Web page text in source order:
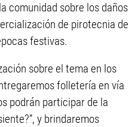
comunidad sobre los daños
de pirotecnia de
festivas.
sobre el tema en los
folletería en vía
podrán participar de la
y brindaremos